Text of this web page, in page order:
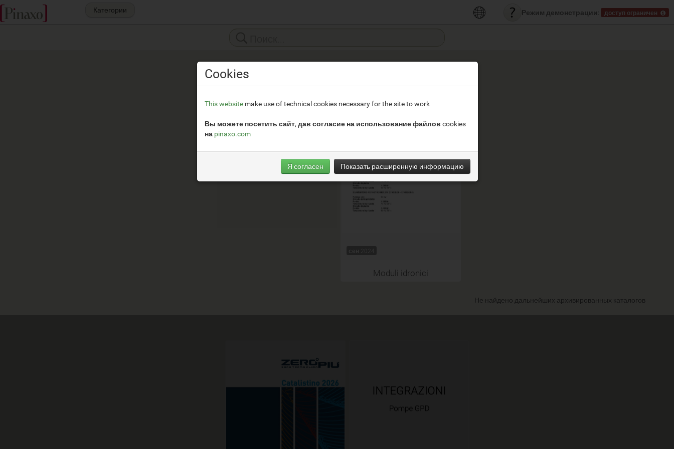
Режим демонстрации: доступ ограничен
Категории
ZeroPiù
https://www.zeropiuitc.com/
сен 2024
Moduli idronici
Не найдено дальнейших архивированных каталогов
Cookies
This website make use of technical cookies necessary for the site to work
Вы можете посетить сайт, дав согласие на использование файлов cookies
на pinaxo.com
Я согласен Показать расширенную информацию